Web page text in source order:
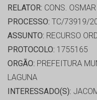
RELATOR: CONS.
PROCESSO: TC/73919/
ASSUNTO: RECURSO
PROTOCOLO: 1755165
ORGÃO: PREFEITURA
LAGUNA
INTERESSADO(S):